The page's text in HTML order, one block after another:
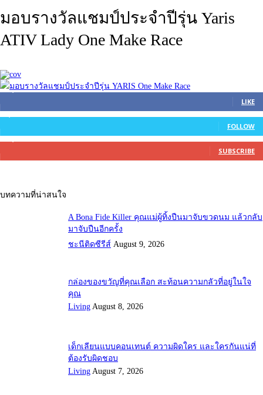
มอบรางวัลแชมป์ประจำปีรุ่น Yaris
ATIV Lady One Make Race
45,305 Fans
LIKE
2,754 Followers
FOLLOW
27,500 Subscribers
SUBSCRIBE
บทความที่น่าสนใจ
A Bona Fide Killer คุณแม่ผู้ทิ้งปืนมาจับขวดนม แล้วกลับ
มาจับปืนอีกครั้ง
ชะนีติดซีรีส์ August 9, 2026
กล่องของขวัญที่คุณเลือก สะท้อนความกลัวที่อยู่ในใจ
คุณ
Living August 8, 2026
เด็กเลียนแบบคอนเทนต์ ความผิดใคร และใครกันแน่ที่
ต้องรับผิดชอบ
Living August 7, 2026